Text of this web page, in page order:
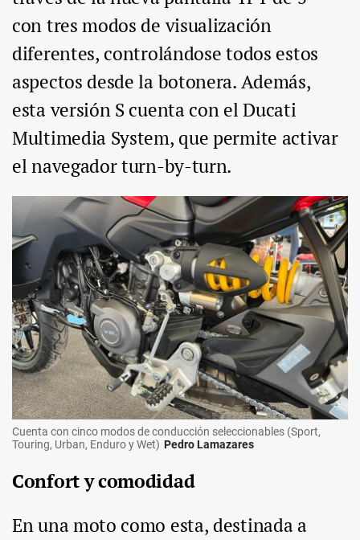
con tres modos de visualización
diferentes, controlándose todos estos
aspectos desde la botonera. Además,
esta versión S cuenta con el Ducati
Multimedia System, que permite activar
el navegador turn-by-turn.
Cuenta con cinco modos de conducción seleccionables (Sport,
Touring, Urban, Enduro y Wet) Pedro Lamazares
Confort y comodidad
En una moto como esta, destinada a